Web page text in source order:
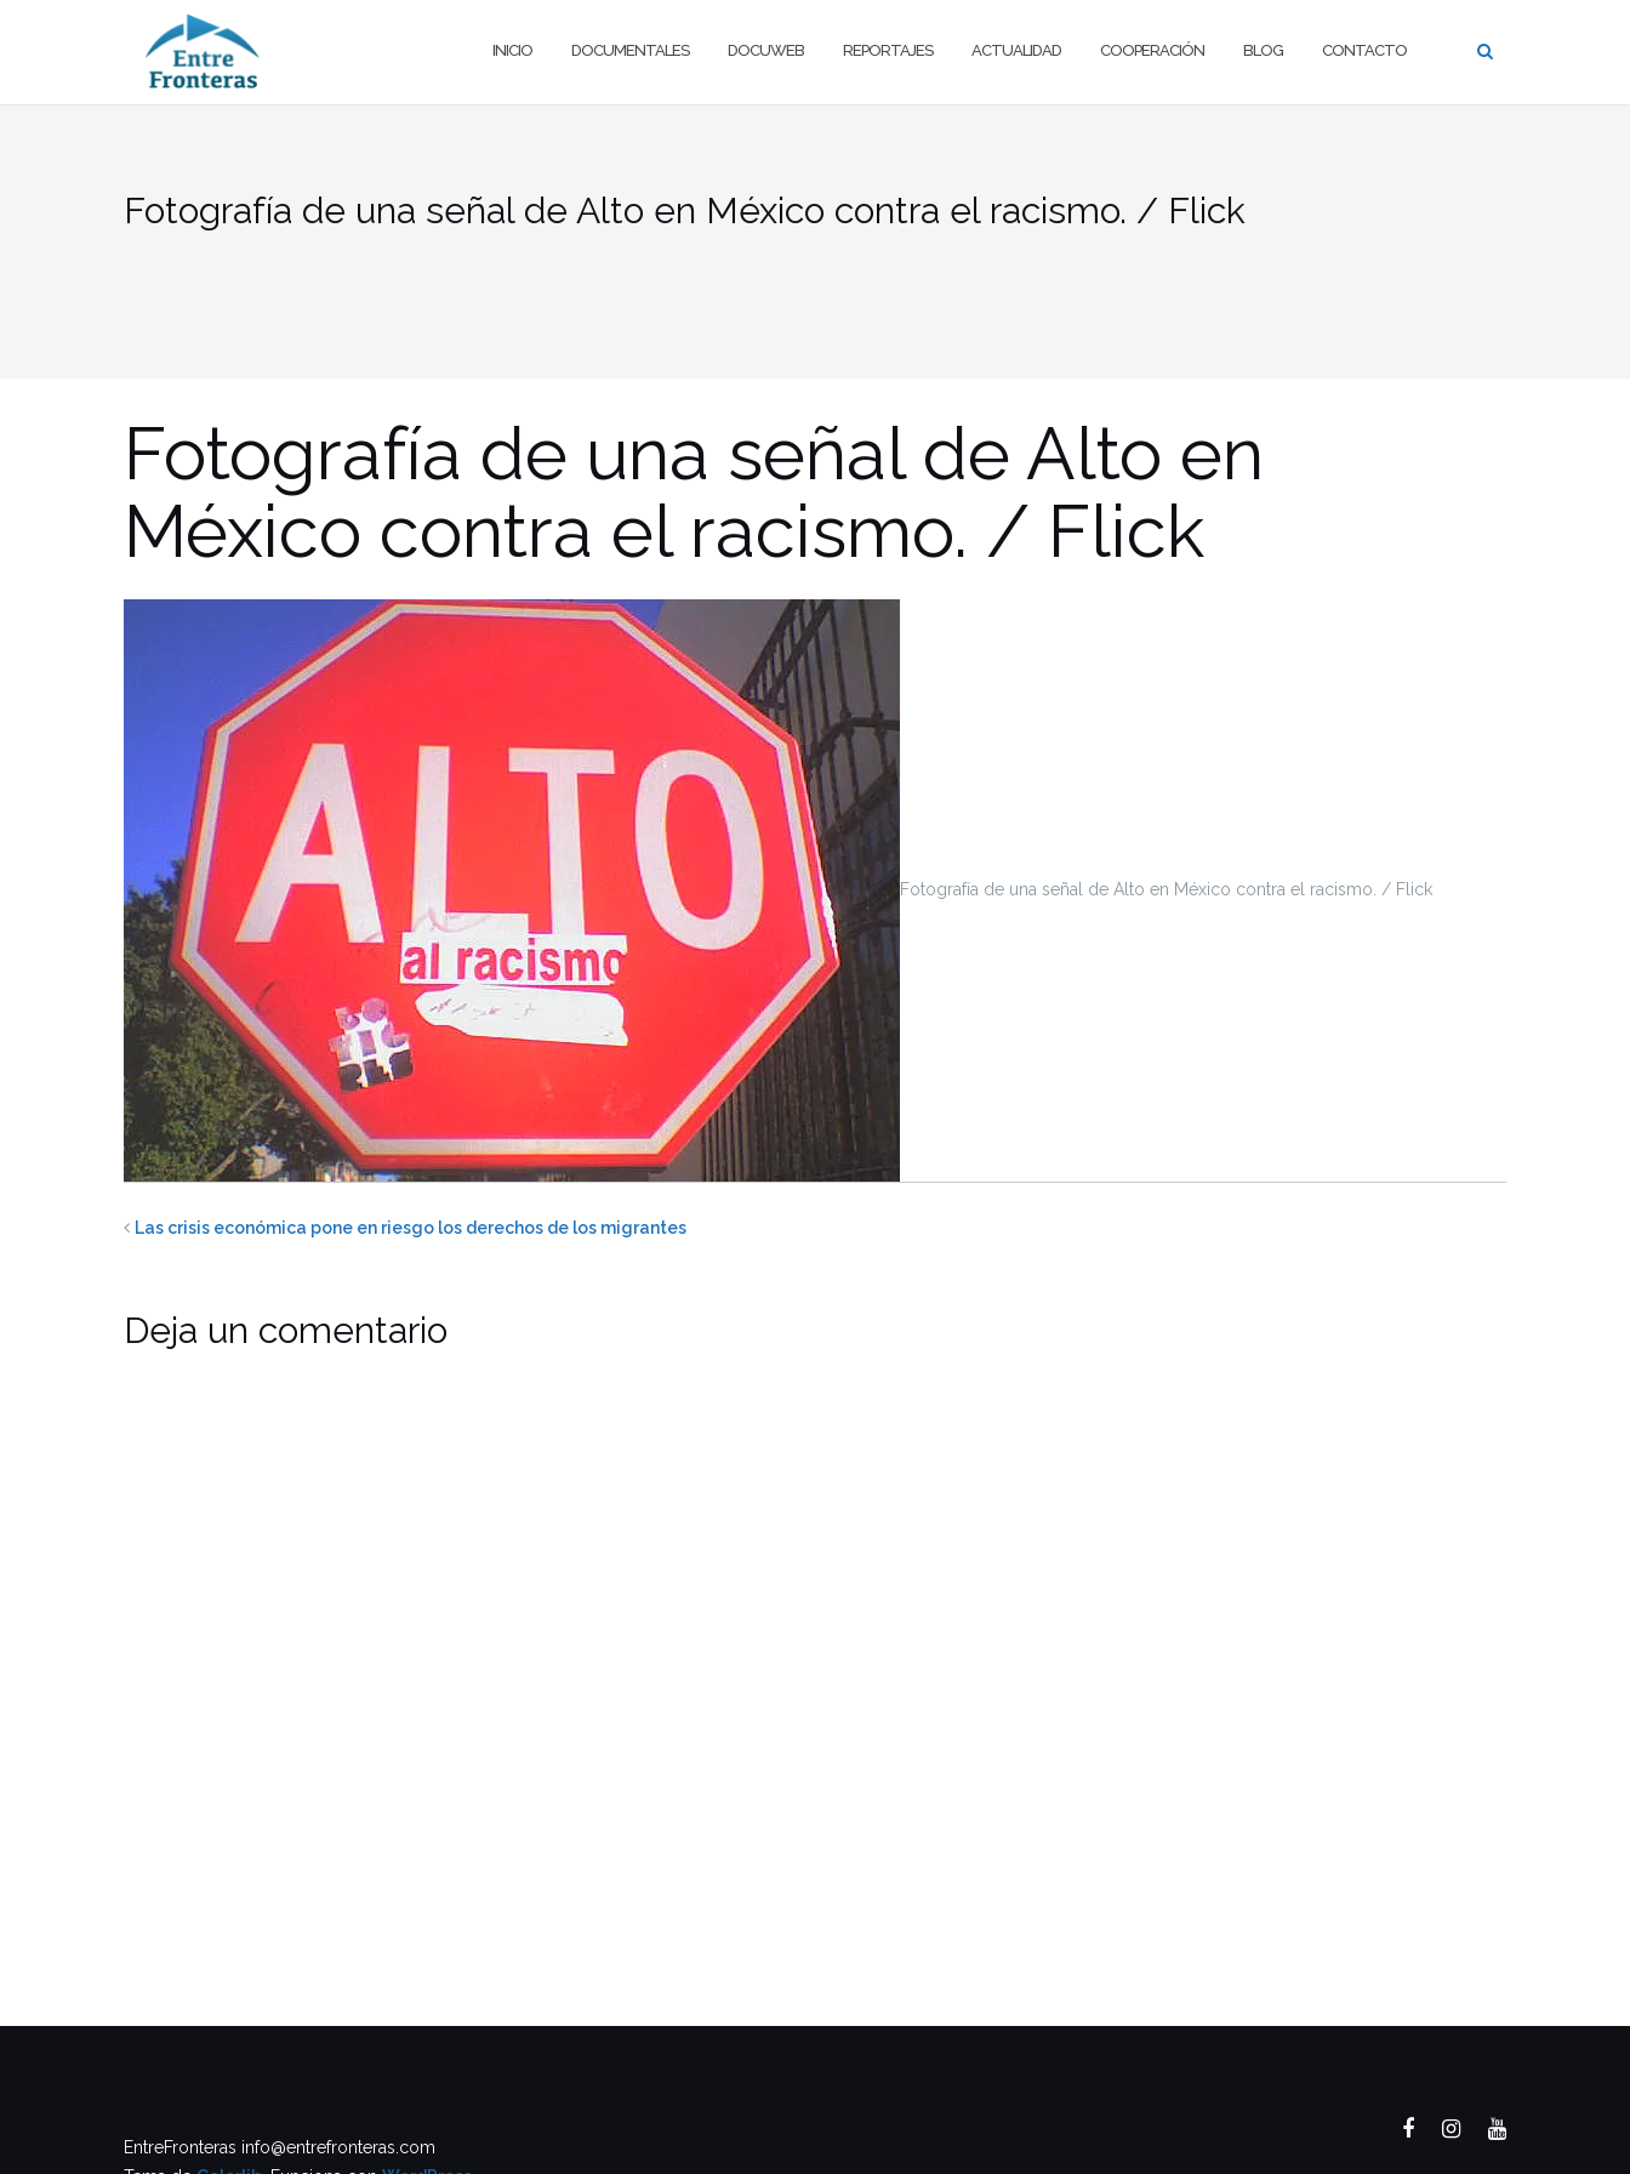
INICIO DOCUMENTALES DOCUWEB REPORTAJES ACTUALIDAD COOPERACIÓN BLOG CONTACTO
Fotografía de una señal de Alto en México contra el racismo. / Flick
Fotografía de una señal de Alto en
México contra el racismo. / Flick
Fotografía de una señal de Alto en México contra el racismo. / Flick
Las crisis económica pone en riesgo los derechos de los migrantes
Deja un comentario
EntreFronteras info@entrefronteras.com